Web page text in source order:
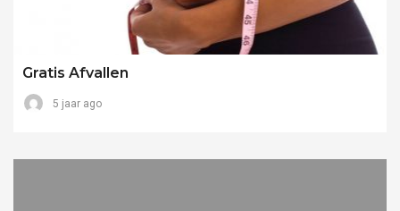
Gratis Afvallen
5 jaar ago